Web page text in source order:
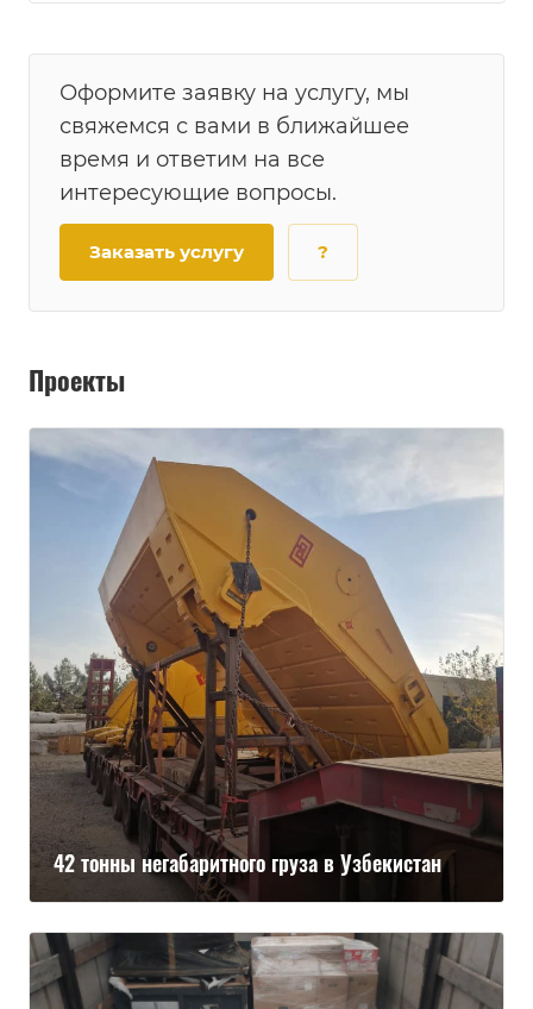
Оформите заявку на услугу, мы
свяжемся с вами в ближайшее
время и ответим на все
интересующие вопросы.
Заказать услугу ?
Проекты
42 тонны негабаритного груза в Узбекистан